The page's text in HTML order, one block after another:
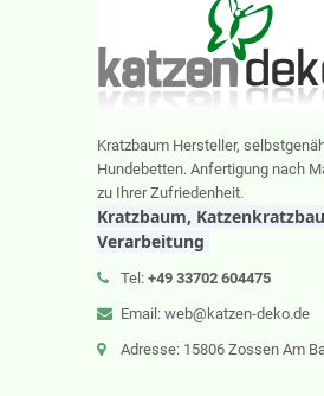
Kratzbaum Hersteller,
Hundebetten. Anfertigung nach
zu Ihrer Zufriedenheit.
Kratzbaum,
Verarbeitung
Tel: +49 33702 604475
Email: web@katzen-deko.de
Adresse: 15806 Zossen Am